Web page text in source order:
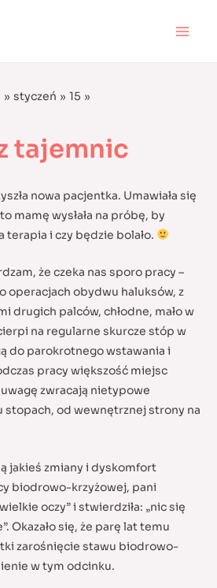
styczeń
15
tajemnic
nowa pacjentka. Umawiała się
mamę wysłała na próbę, by
terapia i czy będzie bolało.
że czeka nas sporo pracy –
operacjach obydwu haluksów, z
drugich palców, chłodne, mało w
na regularne skurcze stóp w
do parokrotnego wstawania i
pracy większość miejsc
zwracają nietypowe
stopach, od wewnętrznej strony na
jakieś zmiany i dyskomfort
biodrowo-krzyżowej, pani
oczy” i stwierdziła: „nic się
Okazało się, że parę lat temu
zarośnięcie stawu biodrowo-
w tym odcinku.